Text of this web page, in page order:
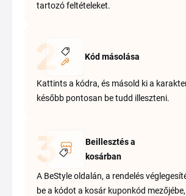
tartozó feltételeket.
Kód másolása
Kattints a kódra, és másold ki a
később pontosan be tudd illeszteni.
Beillesztés a
kosárban
A BeStyle oldalán, a rendelés
be a kódot a kosár kuponkód